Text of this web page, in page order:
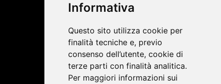
Informativa
Questo sito utilizza cookie per
finalità tecniche e, previo
consenso dell’utente, cookie di
terze parti con finalità analitica.
Per maggiori informazioni sui
Privacy Policy | Cookie Policy